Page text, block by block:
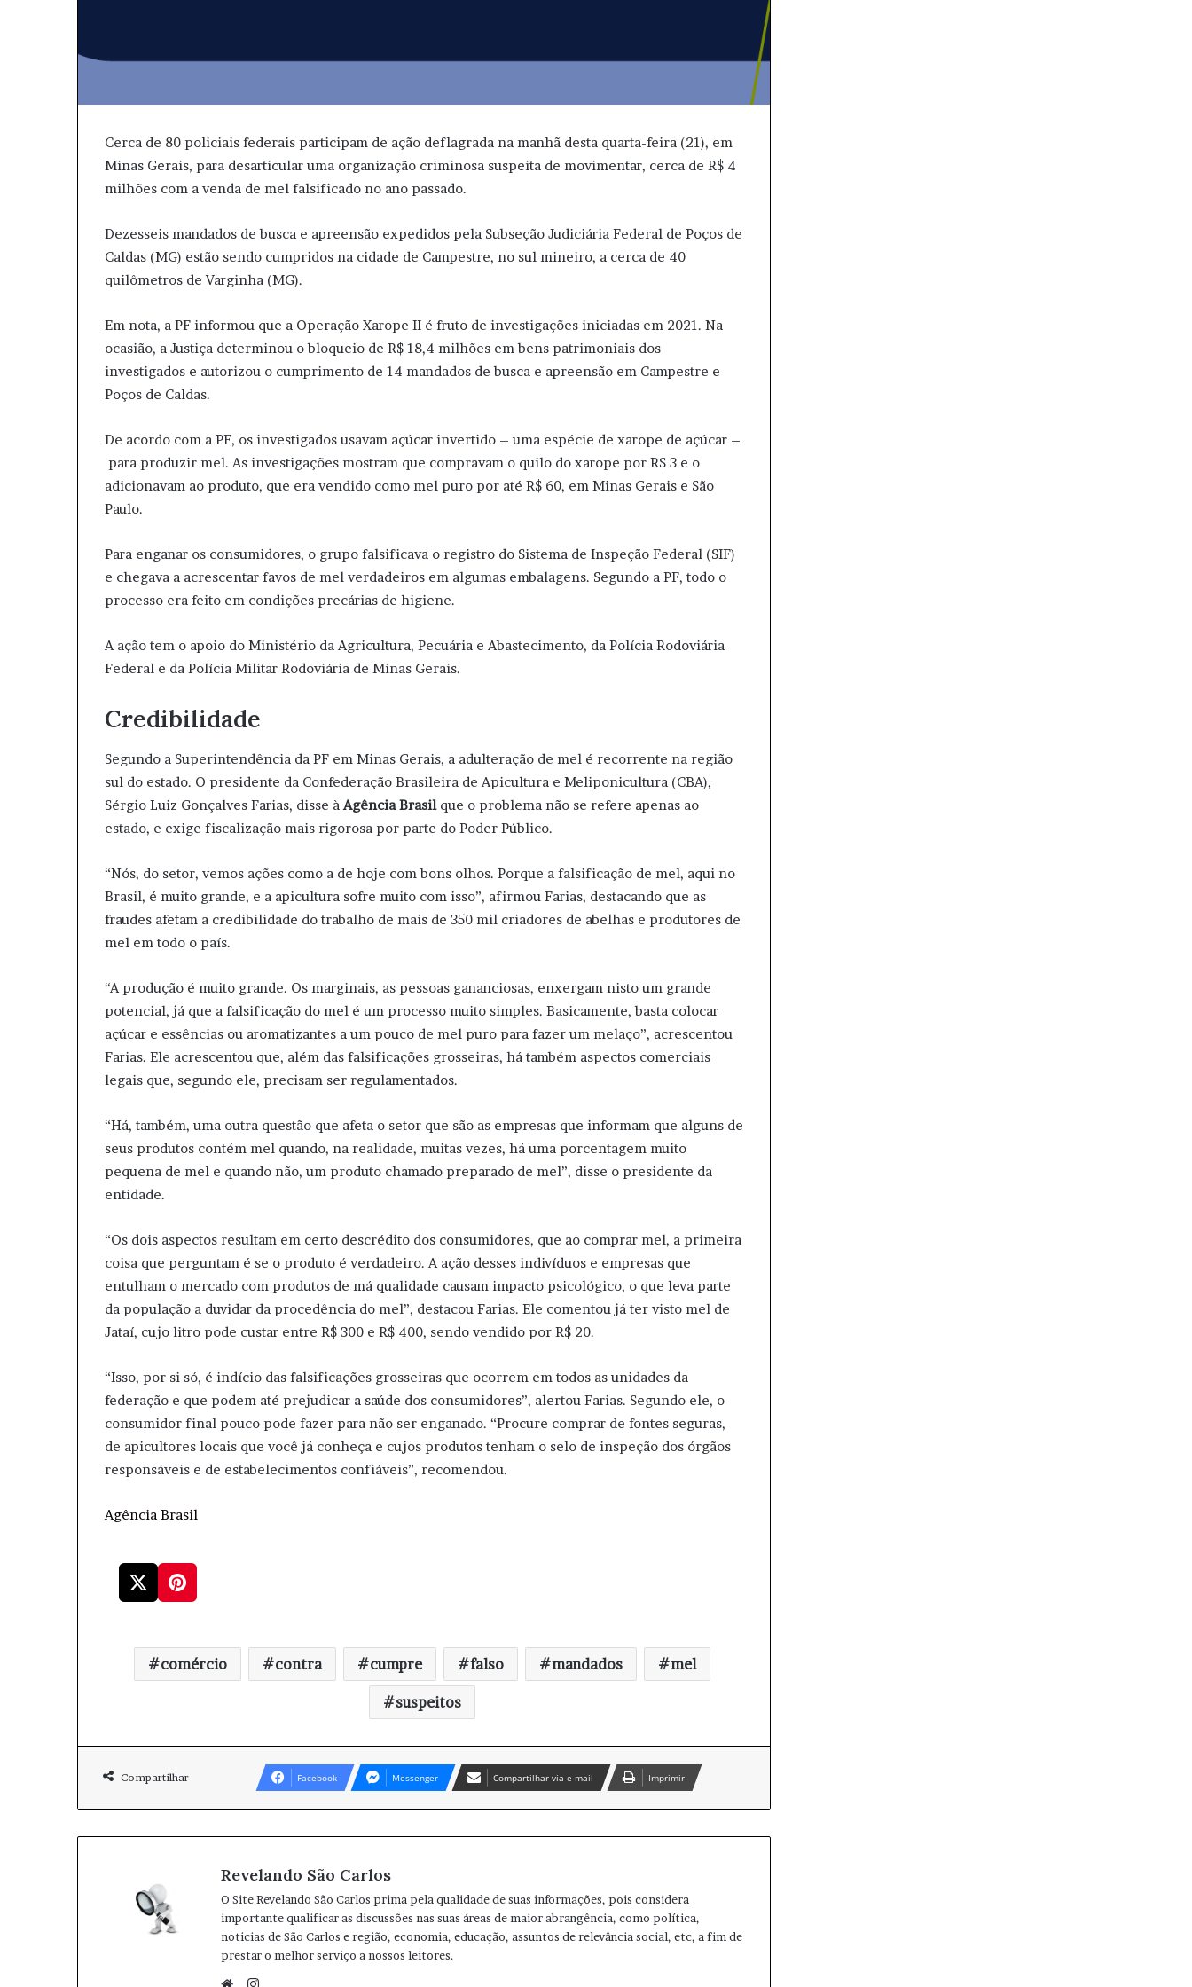
Cerca de 80 policiais federais participam de ação deflagrada na manhã desta quarta-feira (21), em
Minas Gerais, para desarticular uma organização criminosa suspeita de movimentar, cerca de R$ 4
milhões com a venda de mel falsificado no ano passado.
Dezesseis mandados de busca e apreensão expedidos pela Subseção Judiciária Federal de Poços de
Caldas (MG) estão sendo cumpridos na cidade de Campestre, no sul mineiro, a cerca de 40
quilômetros de Varginha (MG).
Em nota, a PF informou que a Operação Xarope II é fruto de investigações iniciadas em 2021. Na
ocasião, a Justiça determinou o bloqueio de R$ 18,4 milhões em bens patrimoniais dos
investigados e autorizou o cumprimento de 14 mandados de busca e apreensão em Campestre e
Poços de Caldas.
De acordo com a PF, os investigados usavam açúcar invertido – uma espécie de xarope de açúcar –
para produzir mel. As investigações mostram que compravam o quilo do xarope por R$ 3 e o
adicionavam ao produto, que era vendido como mel puro por até R$ 60, em Minas Gerais e São
Paulo.
Para enganar os consumidores, o grupo falsificava o registro do Sistema de Inspeção Federal (SIF)
e chegava a acrescentar favos de mel verdadeiros em algumas embalagens. Segundo a PF, todo o
processo era feito em condições precárias de higiene.
A ação tem o apoio do Ministério da Agricultura, Pecuária e Abastecimento, da Polícia Rodoviária
Federal e da Polícia Militar Rodoviária de Minas Gerais.
Credibilidade
Segundo a Superintendência da PF em Minas Gerais, a adulteração de mel é recorrente na região
sul do estado. O presidente da Confederação Brasileira de Apicultura e Meliponicultura (CBA),
Sérgio Luiz Gonçalves Farias, disse à Agência Brasilque o problema não se refere apenas ao
estado, e exige fiscalização mais rigorosa por parte do Poder Público.
“Nós, do setor, vemos ações como a de hoje com bons olhos. Porque a falsificação de mel, aqui no
Brasil, é muito grande, e a apicultura sofre muito com isso”, afirmou Farias, destacando que as
fraudes afetam a credibilidade do trabalho de mais de 350 mil criadores de abelhas e produtores de
mel em todo o país.
“A produção é muito grande. Os marginais, as pessoas gananciosas, enxergam nisto um grande
potencial, já que a falsificação do mel é um processo muito simples. Basicamente, basta colocar
açúcar e essências ou aromatizantes a um pouco de mel puro para fazer um melaço”, acrescentou
Farias. Ele acrescentou que, além das falsificações grosseiras, há também aspectos comerciais
legais que, segundo ele, precisam ser regulamentados.
“Há, também, uma outra questão que afeta o setor que são as empresas que informam que alguns de
seus produtos contém mel quando, na realidade, muitas vezes, há uma porcentagem muito
pequena de mel e quando não, um produto chamado preparado de mel”, disse o presidente da
entidade.
“Os dois aspectos resultam em certo descrédito dos consumidores, que ao comprar mel, a primeira
coisa que perguntam é se o produto é verdadeiro. A ação desses indivíduos e empresas que
entulham o mercado com produtos de má qualidade causam impacto psicológico, o que leva parte
da população a duvidar da procedência do mel”, destacou Farias. Ele comentou já ter visto mel de
Jataí, cujo litro pode custar entre R$ 300 e R$ 400, sendo vendido por R$ 20.
“Isso, por si só, é indício das falsificações grosseiras que ocorrem em todos as unidades da
federação e que podem até prejudicar a saúde dos consumidores”, alertou Farias. Segundo ele, o
consumidor final pouco pode fazer para não ser enganado. “Procure comprar de fontes seguras,
de apicultores locais que você já conheça e cujos produtos tenham o selo de inspeção dos órgãos
responsáveis e de estabelecimentos confiáveis”, recomendou.
Agência Brasil
comércio contra cumpre falso mandados mel
suspeitos
Compartilhar Facebook Messenger Compartilhar via e-mail Imprimir
Revelando São Carlos
O Site Revelando São Carlos prima pela qualidade de suas informações, pois considera
importante qualificar as discussões nas suas áreas de maior abrangência, como política,
noticias de São Carlos e região, economia, educação, assuntos de relevância social, etc, a fim de
prestar o melhor serviço a nossos leitores.
I